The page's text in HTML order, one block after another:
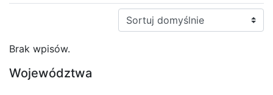
Sortuj:
Brak wpisów.
Województwa